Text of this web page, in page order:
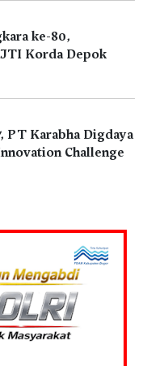
ke-80,
Korda Depok
PT Karabha Digdaya
Challenge